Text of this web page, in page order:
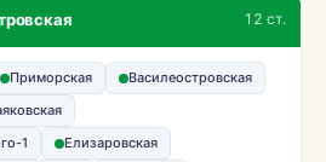
12 ст.
Приморская
Василеостровская
1
Елизаровская